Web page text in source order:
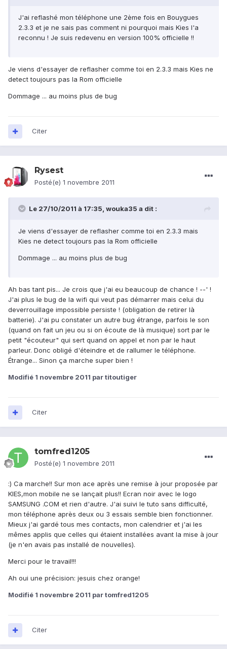
J'ai reflashé mon téléphone une 2ème fois en Bouygues
2.3.3 et je ne sais pas comment ni pourquoi mais Kies l'a
reconnu ! Je suis redevenu en version 100% officielle !!
Je viens d'essayer de reflasher comme toi en 2.3.3 mais Kies ne
detect toujours pas la Rom officielle
Dommage ... au moins plus de bug
Citer
Rysest
Posté(e) 1 novembre 2011
Le 27/10/2011 à 17:35, wouka35 a dit :
Je viens d'essayer de reflasher comme toi en 2.3.3 mais
Kies ne detect toujours pas la Rom officielle
Dommage ... au moins plus de bug
Ah bas tant pis... Je crois que j'ai eu beaucoup de chance ! --' !
J'ai plus le bug de la wifi qui veut pas démarrer mais celui du
deverrouillage impossible persiste ! (obligation de retirer là
batterie). J'ai pu constater un autre bug étrange, parfois le son
(quand on fait un jeu ou si on écoute de là musique) sort par le
petit "écouteur" qui sert quand on appel et non par le haut
parleur. Donc obligé d'éteindre et de rallumer le téléphone.
Étrange... Sinon ça marche super bien !
Modifié 1 novembre 2011 par titoutiger
Citer
tomfred1205
Posté(e) 1 novembre 2011
:) Ca marche!! Sur mon ace après une remise à jour proposée par
KIES,mon mobile ne se lançait plus!! Ecran noir avec le logo
SAMSUNG .COM et rien d'autre. J'ai suivi le tuto sans difficulté,
mon téléphone après deux ou 3 essais semble bien fonctionner.
Mieux j'ai gardé tous mes contacts, mon calendrier et j'ai les
mêmes applis que celles qui étaient installées avant la mise à jour
(je n'en avais pas installé de nouvelles).
Merci pour le travail!!!
Ah oui une précision: jesuis chez orange!
Modifié 1 novembre 2011 par tomfred1205
Citer